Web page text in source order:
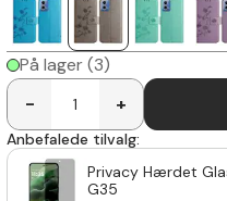
På lager (3)
-
+
Anbefalede tilvalg:
Privacy Hærdet
G35